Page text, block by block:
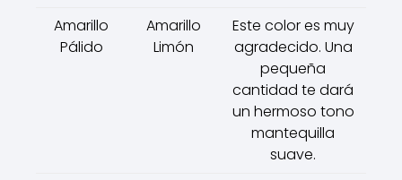
Amarillo
Pálido
Amarillo
Limón
Este color es muy
agradecido. Una
pequeña
cantidad te dará
un hermoso tono
mantequilla
suave.